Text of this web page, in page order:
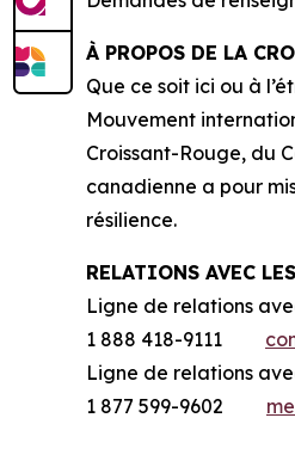
À PROPOS DE LA
Que ce soit ici ou à
Mouvement
Croissant-Rouge, du
canadienne a pour
résilience.
RELATIONS AVEC
Ligne de relations
1 888 418-9111
Ligne de relations
1 877 599-9602